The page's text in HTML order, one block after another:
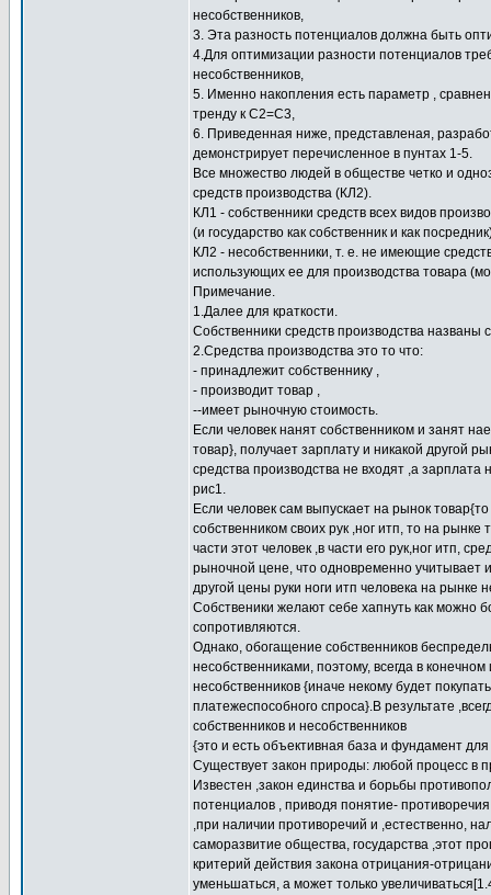
несобственников,
3. Эта разность потенциалов должна быть
4.Для оптимизации разности потенциалов
несобственников,
5. Именно накопления есть параметр ,
тренду к С2=С3,
6. Приведенная ниже, представленая,
демонстрирует перечисленное в пунтах 1-5.
Все множество людей в обществе четко и
средств производства (КЛ2).
КЛ1 - собственники средств всех видов
(и государство как собственник и как
КЛ2 - несобственники, т. е. не имеющие
использующих ее для производства товара
Примечание.
1.Далее для краткости.
Собственники средств производства названы
2.Средства производства это то что:
- принадлежит собственнику ,
- производит товар ,
--имеет рыночную стоимость.
Если человек нанят собственником и занят
товар}, получает зарплату и никакой другой
средства производства не входят ,а
рис1.
Если человек сам выпускает на рынок
собственником своих рук ,ног итп, то на
части этот человек ,в части его рук,ног итп,
рыночной цене, что одновременно учитывает
другой цены руки ноги итп человека на рынке
Собственики желают себе хапнуть как можно
сопротивляются.
Однако, обогащение собственников
несобственниками, поэтому, всегда в
несобственников {иначе некому будет
платежеспособного спроса}.В результате
собственников и несобственников
{это и есть объективная база и фундамент
Существует закон природы: любой процесс в
Известен ,закон единства и борьбы
потенциалов , приводя понятие-
,при наличии противоречий и ,естественно,
саморазвитие общества, государства ,этот
критерий действия закона отрицания-
уменьшаться, а может только